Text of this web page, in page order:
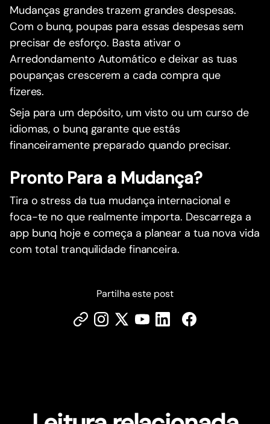
Mudanças grandes trazem grandes despesas.
Com o bunq, poupas para essas despesas sem
precisar de esforço. Basta ativar o
Arredondamento Automático e deixar as tuas
poupanças crescerem a cada compra que
fizeres.
Seja para um depósito, um visto ou um curso de
idiomas, o bunq garante que estás
financeiramente preparado quando precisar.
Pronto Para a Mudança?
Tira o stress da tua mudança internacional e
foca-te no que realmente importa. Descarrega a
app bunq hoje e começa a planear a tua nova vida
com total tranquilidade financeira.
Partilha este post